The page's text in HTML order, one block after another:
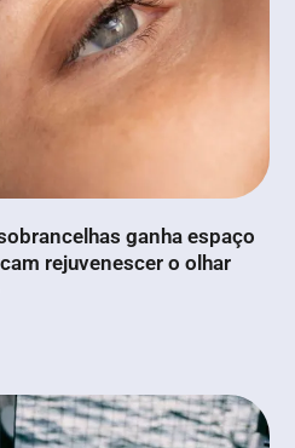
ganha espaço
rejuvenescer o olhar